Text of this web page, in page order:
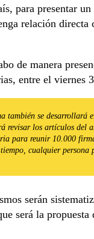
para presentar
relación directa
de manera
entre el viernes
también se
los artículos del
para reunir 10.000
cualquier persona
serán
será la